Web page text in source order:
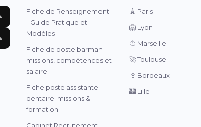
Fiche de Renseignement
- Guide Pratique et
Modèles
Fiche de poste barman :
missions, compétences et
salaire
Fiche poste assistante
dentaire: missions &
formation
🗼 Paris
🦁 Lyon
⛵ Marseille
🚀Toulouse
🍷 Bordeaux
🏰Lille